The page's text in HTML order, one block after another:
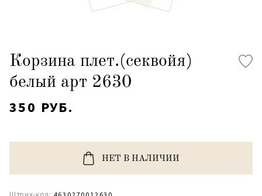
Корзина плет.(секвойя)
белый арт 2630
350 РУБ.
НЕТ В НАЛИЧИИ